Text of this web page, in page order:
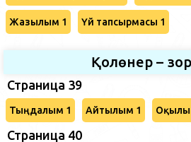
Жазылым 1 Үй тапсырмасы 1
Қолөнер –
Страница 39
Тыңдалым 1 Айтылым 1
Страница 40